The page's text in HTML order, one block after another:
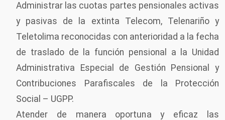
Administrar las cuotas partes pensionales activas
y pasivas de la extinta Telecom, Telenariño y
Teletolima reconocidas con anterioridad a la fecha
de traslado de la función pensional a la Unidad
Administrativa Especial de Gestión Pensional y
Contribuciones Parafiscales de la Protección
Social – UGPP.
Atender de manera oportuna y eficaz las